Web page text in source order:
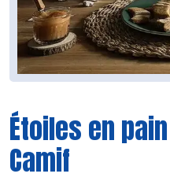
Étoiles en
Camif